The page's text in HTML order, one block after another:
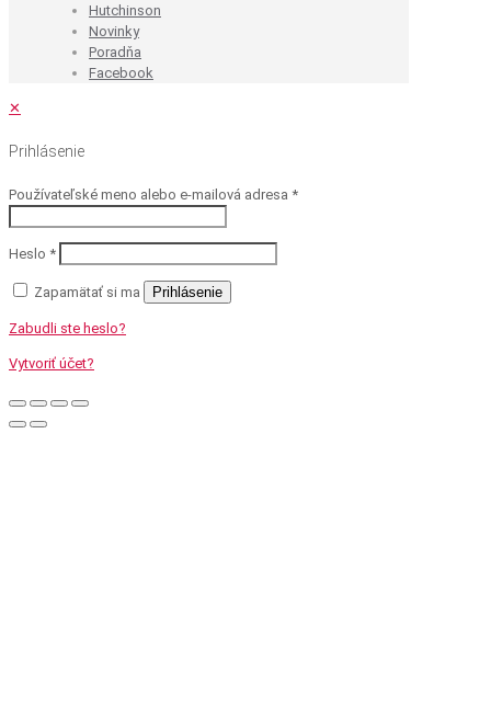
Hutchinson
Novinky
Poradňa
Facebook
✕
Prihlásenie
Používateľské meno alebo e-mailová adresa *
Heslo *
Zapamätať si ma Prihlásenie
Zabudli ste heslo?
Vytvoriť účet?